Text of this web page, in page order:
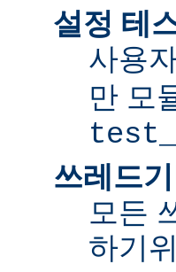
설정 테
사용
만 모
쓰레드
모든
하기